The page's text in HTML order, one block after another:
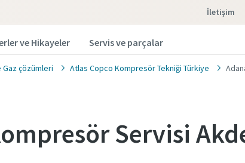
İletişim
ve Hikayeler Servis ve parçalar
Gaz çözümleri Atlas Copco Kompresör Tekniği Türkiye
Servisi